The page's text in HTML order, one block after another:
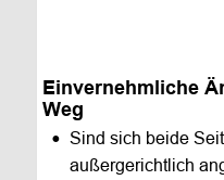
Einvernehmliche
Weg
• Sind sich beide
außergerichtlich